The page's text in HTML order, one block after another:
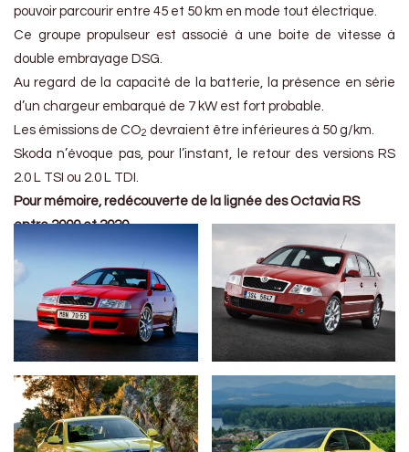
pouvoir parcourir entre 45 et 50 km en mode tout électrique.
Ce groupe propulseur est associé à une boite de vitesse à
double embrayage DSG.
Au regard de la capacité de la batterie, la présence en série
d’un chargeur embarqué de 7 kW est fort probable.
Les émissions de CO2 devraient être inférieures à 50 g/km.
Skoda n’évoque pas, pour l’instant, le retour des versions RS
2.0 L TSI ou 2.0 L TDI.
Pour mémoire, redécouverte de la lignée des Octavia RS
entre 2000 et 2020